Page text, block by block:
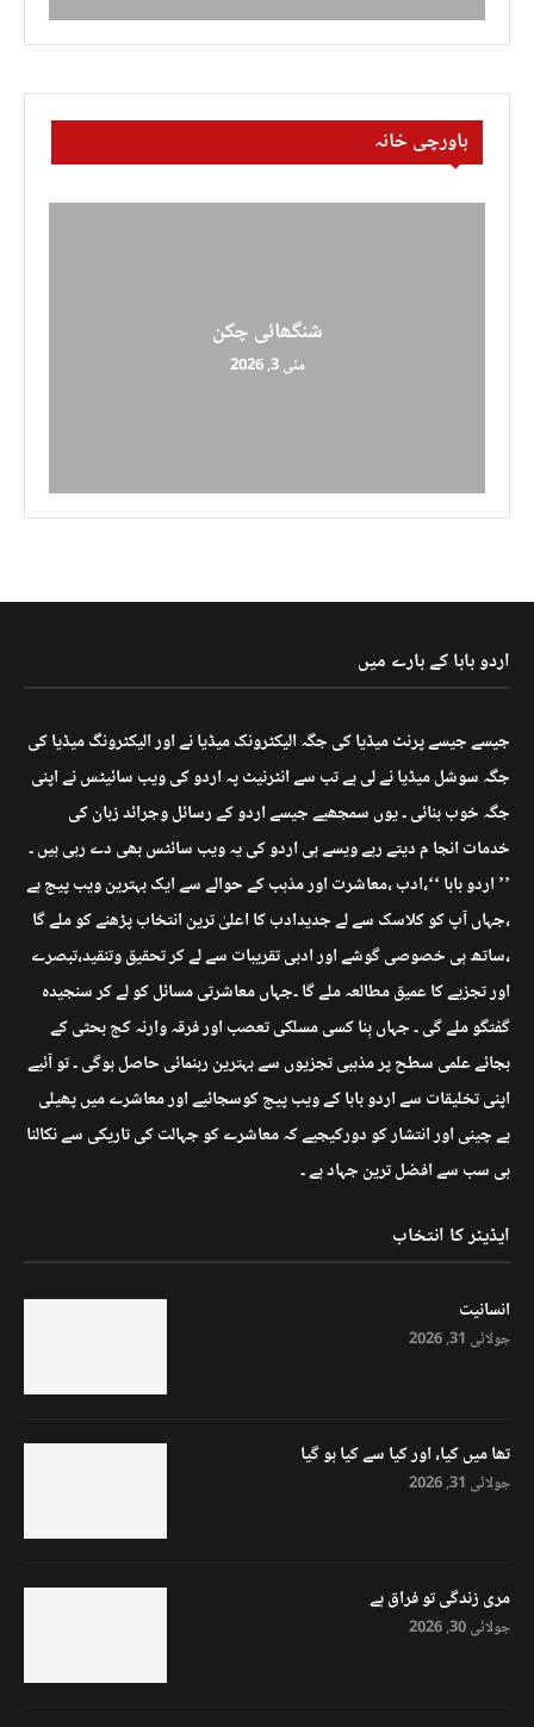
باورچی خانہ
شنگھائی چکن
مئی 3, 2026
اردو بابا کے بارے میں
جیسے جیسے پرنٹ میڈیا کی جگہ الیکٹرونک میڈیا نے اور الیکٹرونگ میڈیا کی
جگہ سوشل میڈیا نے لی ہے تب سے انٹرنیٹ پہ اردو کی ویب سائیٹس نے اپنی
جگہ خوب بنائی ۔ یوں سمجھیے جیسے اردو کے رسائل وجرائد زبان کی
خدمات انجا م دیتے رہے ویسے ہی اردو کی یہ ویب سائٹس بھی دے رہی ہیں ۔
’’ اردو بابا ‘‘،ادب ،معاشرت اور مذہب کے حوالے سے ایک بہترین ویب پیج ہے
،جہاں آپ کو کلاسک سے لے جدیدادب کا اعلیٰ ترین انتخاب پڑھنے کو ملے گا
،ساتھ ہی خصوصی گوشے اور ادبی تقریبات سے لے کر تحقیق وتنقید،تبصرے
اور تجزیے کا عمیق مطالعہ ملے گا ۔جہاں معاشرتی مسائل کو لے کر سنجیدہ
گفتگو ملے گی ۔ جہاں بِنا کسی مسلکی تعصب اور فرقہ وارنہ کج بحثی کے
بجائے علمی سطح پر مذہبی تجزیوں سے بہترین رہنمائی حاصل ہوگی ۔ تو آئیے
اپنی تخلیقات سے اردو بابا کے ویب پیج کوسجائیے اور معاشرے میں پھیلی
بے چینی اور انتشار کو دورکیجیے کہ معاشرے کو جہالت کی تاریکی سے نکالنا
ہی سب سے افضل ترین جہاد ہے ۔
ایڈیٹر کا انتخاب
انسانیت
جولائی 31, 2026
تھا میں کیا، اور کیا سے کیا ہو گیا
جولائی 31, 2026
مری زندگی تو فراق ہے
جولائی 30, 2026